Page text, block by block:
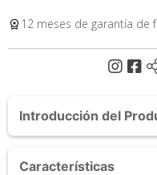
12 meses de garantía de
Introducción del
SX39 Interior /
Características